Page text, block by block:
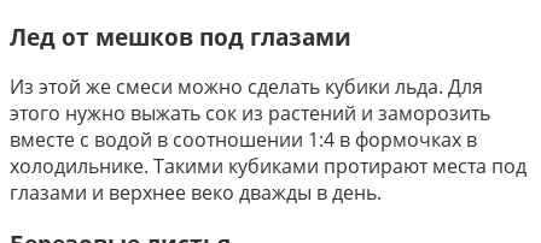
Лед от мешков под глазами
Из этой же смеси можно сделать кубики льда. Для
этого нужно выжать сок из растений и заморозить
вместе с водой в соотношении 1:4 в формочках в
холодильнике. Такими кубиками протирают места под
глазами и верхнее веко дважды в день.